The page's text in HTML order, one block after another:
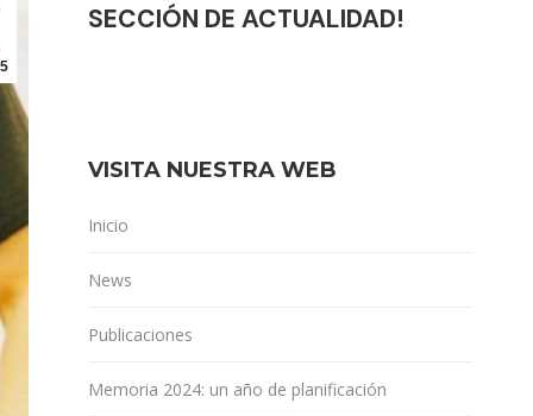
SECCIÓN DE ACTUALIDAD!
VISITA NUESTRA WEB
Inicio
News
Publicaciones
Memoria 2024: un año de planificación